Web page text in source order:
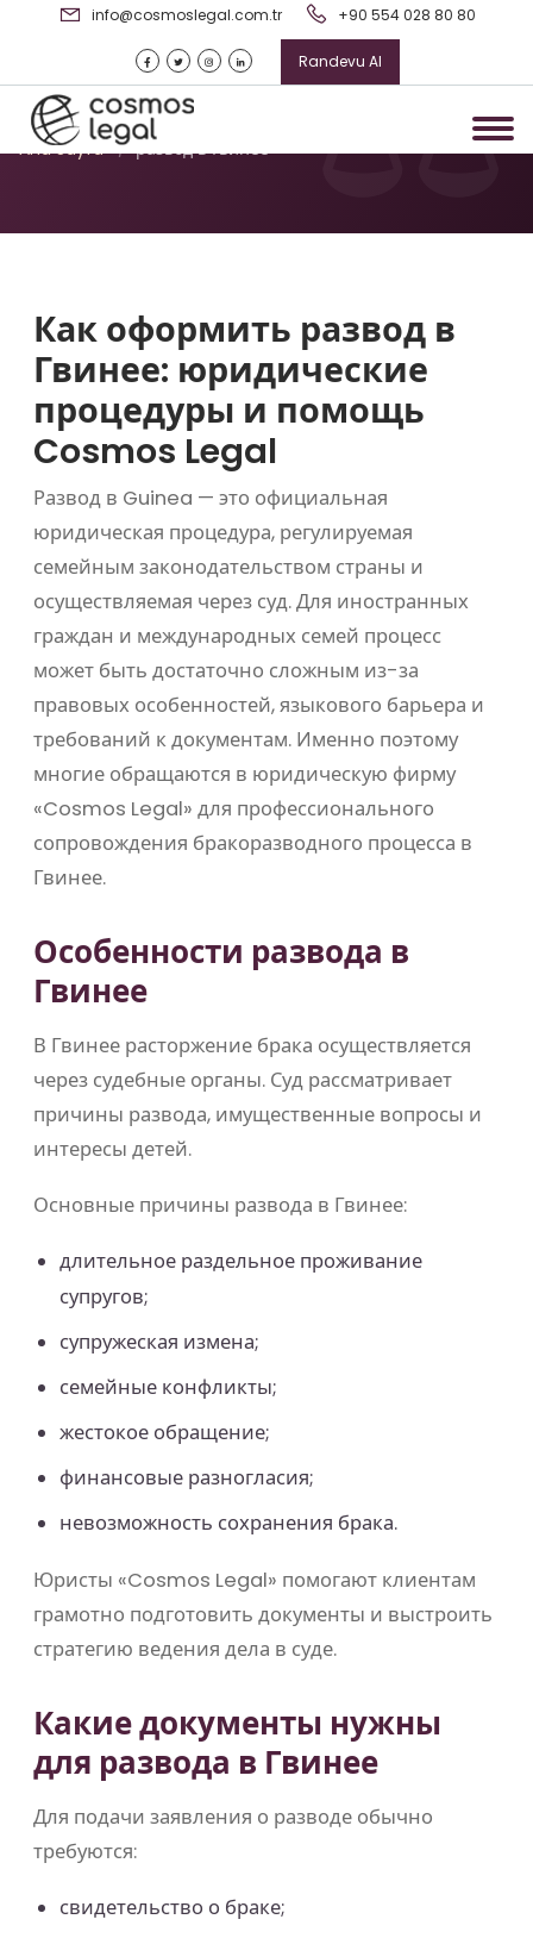
info@cosmoslegal.com.tr +90 554 028 80 80
Randevu Al
развод в Гвинее
Ana Sayfa / развод в Гвинее
Как оформить развод в
Гвинее: юридические
процедуры и помощь
Cosmos Legal
Развод в Guinea — это официальная
юридическая процедура, регулируемая
семейным законодательством страны и
осуществляемая через суд. Для иностранных
граждан и международных семей процесс
может быть достаточно сложным из-за
правовых особенностей, языкового барьера и
требований к документам. Именно поэтому
многие обращаются в юридическую фирму
«Cosmos Legal» для профессионального
сопровождения бракоразводного процесса в
Гвинее.
Особенности развода в
Гвинее
В Гвинее расторжение брака осуществляется
через судебные органы. Суд рассматривает
причины развода, имущественные вопросы и
интересы детей.
Основные причины развода в Гвинее:
длительное раздельное проживание
супругов;
супружеская измена;
семейные конфликты;
жестокое обращение;
финансовые разногласия;
невозможность сохранения брака.
Юристы «Cosmos Legal» помогают клиентам
грамотно подготовить документы и выстроить
стратегию ведения дела в суде.
Какие документы нужны
для развода в Гвинее
Для подачи заявления о разводе обычно
требуются:
свидетельство о браке;